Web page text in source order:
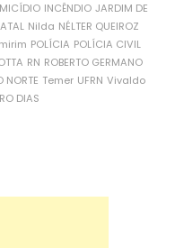
INCÊNDIO JARDIM DE
Nilda NÉLTER QUEIROZ
POLÍCIA POLÍCIA CIVIL
RN ROBERTO GERMANO
NORTE Temer UFRN Vivaldo
DIAS